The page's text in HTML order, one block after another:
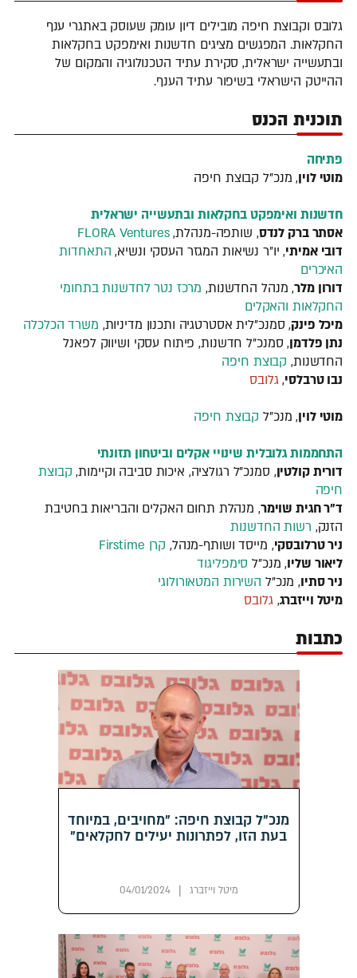
גלובס וקבוצת חיפה מובילים דיון עומק שעוסק באתגרי ענף
החקלאות. המפגשים מציגים חדשנות ואימפקט בחקלאות
ובתעשייה ישראלית, סקירת עתיד הטכנולוגיה והמקום של
ההייטק הישראלי בשיפור עתיד הענף.
תוכנית הכנס
פתיחה
מוטי לוין, מנכ"ל קבוצת חיפה
חדשנות ואימפקט בחקלאות ובתעשייה ישראלית
אסתר ברק לנדס, שותפה-מנהלת,FLORA Ventures
דובי אמיתי, יו״ר נשיאות המגזר העסקי ונשיא, התאחדות
האיכרים
דורון מלר, מנהל החדשנות, מרכז נטר לחדשנות בתחומי
החקלאות והאקלים
מיכל פינק, סמנכ"לית אסטרטגיה ותכנון מדיניות, משרד הכלכלה
נתן פלדמן, סמנכ"ל חדשנות, פיתוח עסקי ושיווק לפאנל
החדשנות, קבוצת חיפה
נבו טרבלסי,גלובס
מוטי לוין, מנכ"ל קבוצת חיפה
התחממות גלובלית שינויי אקלים וביטחון תזונתי
דורית קולטין, סמנכ"ל רגולציה, איכות סביבה וקיימות, קבוצת
חיפה
ד"ר חגית שוימר, מנהלת תחום האקלים והבריאות בחטיבת
הזנק, רשות החדשנות
ניר טרלובסקי, מייסד ושותף-מנהל, קרן Firstime
ליאור שליו, מנכ"ל סימפליגוד
ניר סתיו, מנכ"ל השירות המטאורולוגי
מיטל וייזברג, גלובס
כתבות
מנכ"ל קבוצת חיפה: "מחויבים, במיוחד
בעת הזו, לפתרונות יעילים לחקלאים"
מיטל וייזברג |
04/01/2024